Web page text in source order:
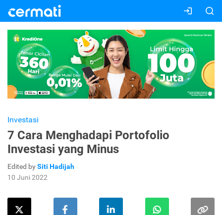
Investasi
7 Cara Menghadapi Portofolio
Investasi yang Minus
Edited bySiti Hadijah
10 Juni 2022